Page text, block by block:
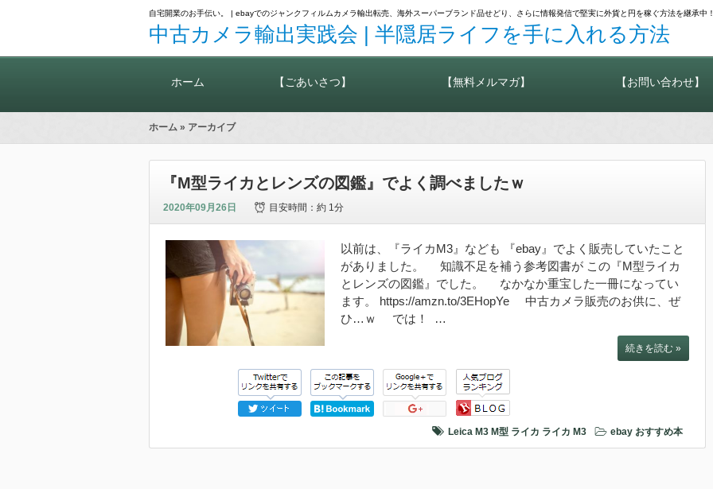
自宅開業のお手伝い。 | ebayでのジャンクフィルムカメラ輸出転売、海外スーパーブランド品せどり、さらに情報発信で堅実に外貨と円を稼ぐ方法を継承中！
中古カメラ輸出実践会 | 半隠居ライフを手に入れる方法
ホーム 【ごあいさつ】 【無料メルマガ】 【お問い合わせ】
ホーム » アーカイブ
『M型ライカとレンズの図鑑』でよく調べましたｗ
2020年09月26日 目安時間：約 1分
以前は、『ライカM3』なども 『ebay』でよく販売していたこと
がありました。 知識不足を補う参考図書が この『M型ライカ
とレンズの図鑑』でした。 なかなか重宝した一冊になってい
ます。 https://amzn.to/3EHopYe 中古カメラ販売のお供に、ぜ
ひ…ｗ では！ …
続きを読む »
Leica M3 M型 ライカ ライカ M3 ebay おすすめ本